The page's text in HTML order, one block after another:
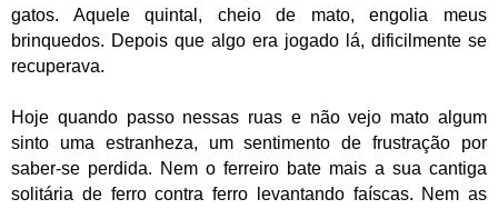
gatos. Aquele quintal, cheio de mato, engolia meus
brinquedos. Depois que algo era jogado lá, dificilmente se
recuperava.
Hoje quando passo nessas ruas e não vejo mato algum
sinto uma estranheza, um sentimento de frustração por
saber-se perdida. Nem o ferreiro bate mais a sua cantiga
solitária de ferro contra ferro levantando faíscas. Nem as